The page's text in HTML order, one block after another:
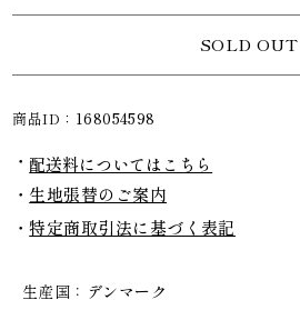
SOLD OUT
商品ID： 168054598
配送料についてはこちら
生地張替のご案内
特定商取引法に基づく表記
生産国 デンマーク